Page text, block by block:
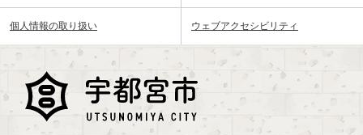
個人情報の取り扱い ウェブアクセシビリティ